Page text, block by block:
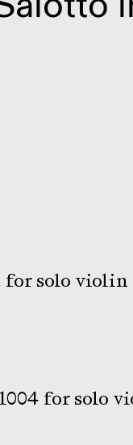
for solo violin
for solo